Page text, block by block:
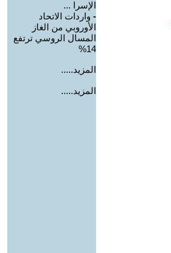
الإسرا ...
- واردات الاتحاد
الأوروبي من الغاز
المسال الروسي ترتفع
14%
المزيد.....
المزيد.....